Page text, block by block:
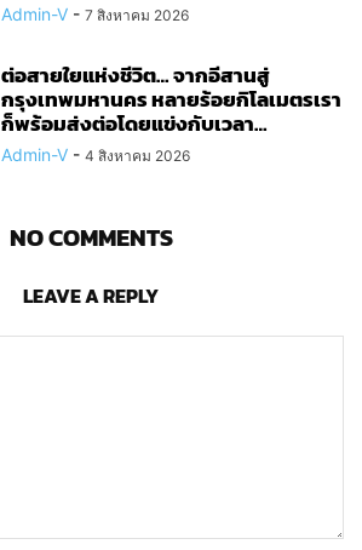
Admin-V - 7 สิงหาคม 2026
ต่อสายใยแห่งชีวิต… จากอีสานสู่
กรุงเทพมหานคร หลายร้อยกิโลเมตรเรา
ก็พร้อมส่งต่อโดยแข่งกับเวลา…
Admin-V - 4 สิงหาคม 2026
NO COMMENTS
LEAVE A REPLY